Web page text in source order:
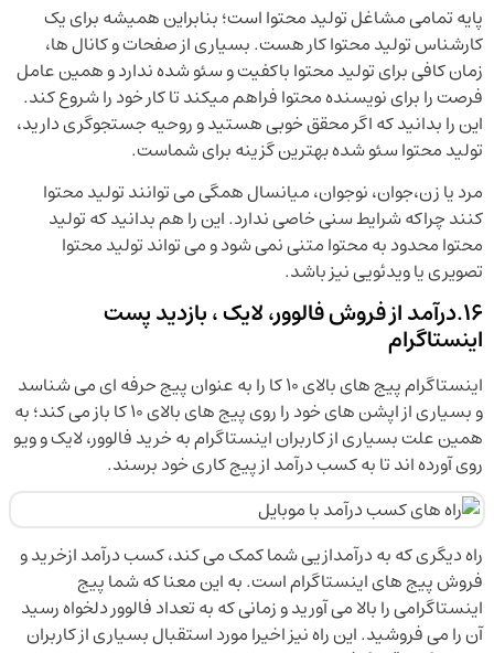
پایه تمامی مشاغل تولید محتوا است؛ بنابراین همیشه برای یک
کارشناس تولید محتوا کار هست. بسیاری از صفحات و کانال ها،
زمان کافی برای تولید محتوا باکفیت و سئو شده ندارد و همین عامل
فرصت را برای نویسنده محتوا فراهم میکند تا کار خود را شروع کند.
این را بدانید که اگر محقق خوبی هستید و روحیه جستجوگری دارید،
تولید محتوا سئو شده بهترین گزینه برای شماست.
مرد یا زن،جوان، نوجوان، میانسال همگی می توانند تولید محتوا
کنند چراکه شرایط سنی خاصی ندارد. این را هم بدانید که تولید
محتوا محدود به محتوا متنی نمی شود و می تواند تولید محتوا
تصویری یا ویدئویی نیز باشد.
16.درآمد از فروش فالوور، لایک ، بازدید پست
اینستاگرام
اینستاگرام پیج های بالای 10 کا را به عنوان پیج حرفه ای می شناسد
و بسیاری از اپشن های خود را روی پیج های بالای 10 کا باز می کند؛ به
همین علت بسیاری از کاربران اینستاگرام به خرید فالوور، لایک و ویو
روی آورده اند تا به کسب درآمد از پیج کاری خود برسند.
راه دیگری که به درآمدازیی شما کمک می کند، کسب درآمد ازخرید و
فروش پیج های اینستاگرام است. به این معنا که شما پیج
اینستاگرامی را بالا می آورید و زمانی که به تعداد فالوور دلخواه رسید
آن را می فروشید. این راه نیز اخیرا مورد استقبال بسیاری از کاربران